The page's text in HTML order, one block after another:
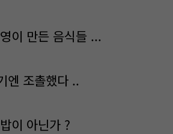
이 만든 음식들 ...
엔 조촐했다 ..
이 아닌가 ?